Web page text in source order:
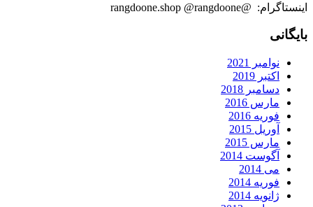
اینستاگرام: @rangdoone.shop @rangdoone
بایگانی
نوامبر 2021
اکتبر 2019
دسامبر 2018
مارس 2016
فوریه 2016
آوریل 2015
مارس 2015
آگوست 2014
می 2014
فوریه 2014
ژانویه 2014